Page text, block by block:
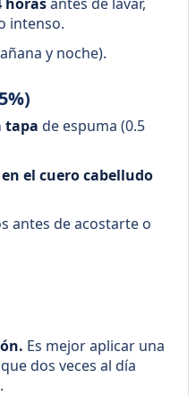
horasantes de lavar,
intenso.
y noche).
tapa de espuma (0.5
el cuero cabelludo
antes de acostarte o
Es mejor aplicar una
dos veces al día